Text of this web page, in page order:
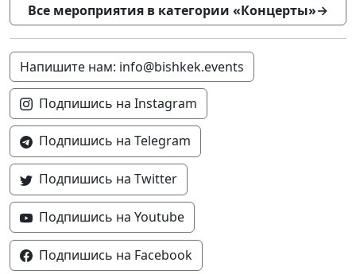
Все мероприятия в категории «Концерты»→
Напишите нам: info@bishkek.events
Подпишись на Instagram
Подпишись на Telegram
Подпишись на Twitter
Подпишись на Youtube
Подпишись на Facebook